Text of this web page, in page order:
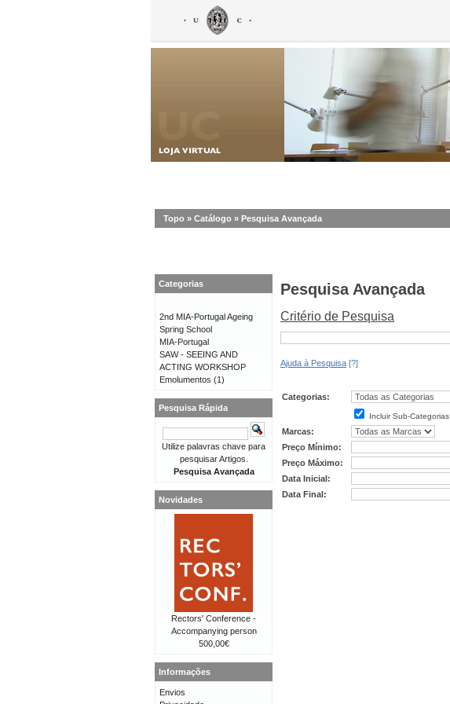
Topo » Catálogo » Pesquisa Avançada
Pesquisa Avançada
Critério de Pesquisa
Ajuda à Pesquisa [?]
Categorias:
Incluir Sub-Categorias
Marcas:
Preço Mínimo:
Preço Máximo:
Data Inicial:
Data Final:
Categorias
2nd MIA-Portugal Ageing
Spring School
MIA-Portugal
SAW - SEEING AND
ACTING WORKSHOP
Emolumentos (1)
Pesquisa Rápida
Utilize palavras chave para
pesquisar Artigos.
Pesquisa Avançada
Novidades
Rectors' Conference -
Accompanying person
500,00€
Informações
Envios